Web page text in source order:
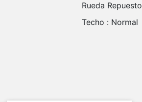
Rueda Repuesto
Techo : Normal